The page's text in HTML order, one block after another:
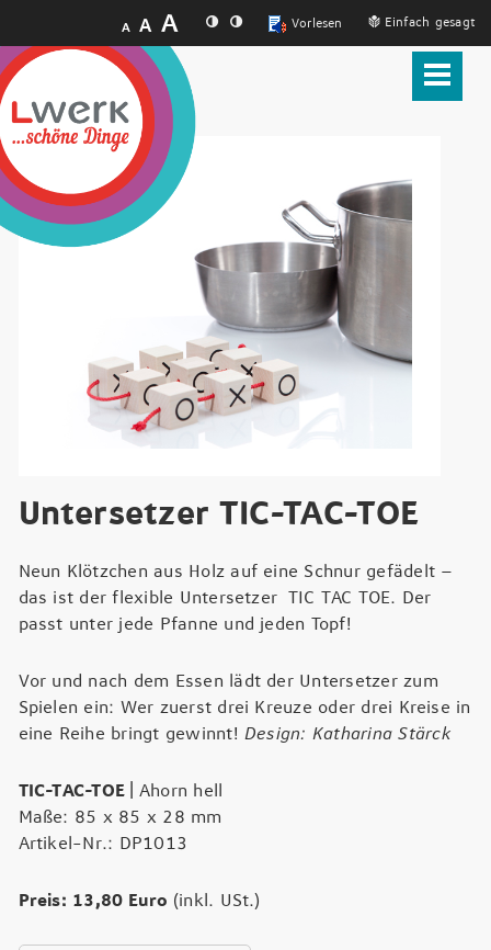
Einfach gesagt
Vorlesen
A A A
Presse
Untersetzer TIC-TAC-TOE
Neun Klötzchen aus Holz auf eine Schnur gefädelt –
das ist der flexible Untersetzer TIC TAC TOE. Der
passt unter jede Pfanne und jeden Topf!
Vor und nach dem Essen lädt der Untersetzer zum
Spielen ein: Wer zuerst drei Kreuze oder drei Kreise in
eine Reihe bringt gewinnt! Design: Katharina Stärck
TIC-TAC-TOE | Ahorn hell
Maße: 85 x 85 x 28 mm
Artikel-Nr.: DP1013
Preis: 13,80 Euro (inkl. USt.)